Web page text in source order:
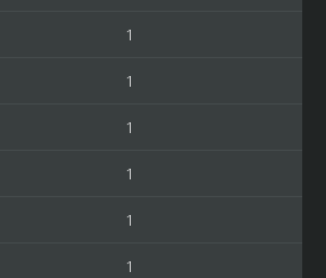
1
1
1
1
1
1